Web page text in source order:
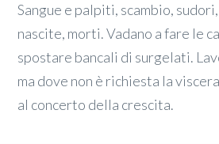
Sangue e palpiti, scambio,
nascite, morti. Vadano a fare le
spostare bancali di surgelati.
ma dove non è richiesta la
al concerto della crescita.